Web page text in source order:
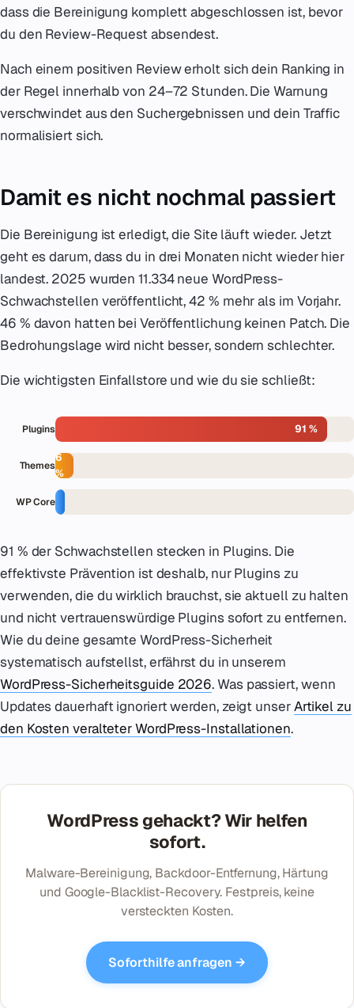
dass die Bereinigung komplett abgeschlossen ist, bevor
du den Review-Request absendest.
Nach einem positiven Review erholt sich dein Ranking in
der Regel innerhalb von 24–72 Stunden. Die Warnung
verschwindet aus den Suchergebnissen und dein Traffic
normalisiert sich.
Damit es nicht nochmal passiert
Die Bereinigung ist erledigt, die Site läuft wieder. Jetzt
geht es darum, dass du in drei Monaten nicht wieder hier
landest. 2025 wurden 11.334 neue WordPress-
Schwachstellen veröffentlicht, 42 % mehr als im Vorjahr.
46 % davon hatten bei Veröffentlichung keinen Patch. Die
Bedrohungslage wird nicht besser, sondern schlechter.
Die wichtigsten Einfallstore und wie du sie schließt:
Plugins 91 %
Themes
6
%
WP Core
%
91 % der Schwachstellen stecken in Plugins. Die
effektivste Prävention ist deshalb, nur Plugins zu
verwenden, die du wirklich brauchst, sie aktuell zu halten
und nicht vertrauenswürdige Plugins sofort zu entfernen.
Wie du deine gesamte WordPress-Sicherheit
systematisch aufstellst, erfährst du in unserem
WordPress-Sicherheitsguide 2026. Was passiert, wenn
Updates dauerhaft ignoriert werden, zeigt unserArtikel zu
den Kosten veralteter WordPress-Installationen.
WordPress gehackt? Wir helfen
sofort.
Malware-Bereinigung, Backdoor-Entfernung, Härtung
und Google-Blacklist-Recovery. Festpreis, keine
versteckten Kosten.
Soforthilfe anfragen →